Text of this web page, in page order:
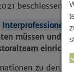
beschlossen
müssen und
zu den